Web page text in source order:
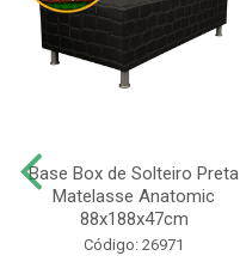
Base Box de Solteiro Preta
Matelasse Anatomic
88x188x47cm
Código: 26971